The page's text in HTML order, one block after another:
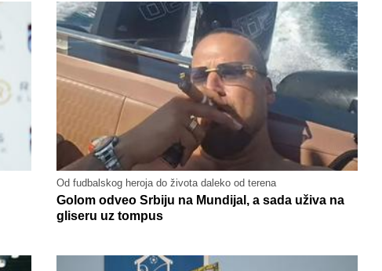
Od fudbalskog heroja do života daleko od terena
Golom odveo Srbiju na Mundijal, a sada uživa na
gliseru uz tompus